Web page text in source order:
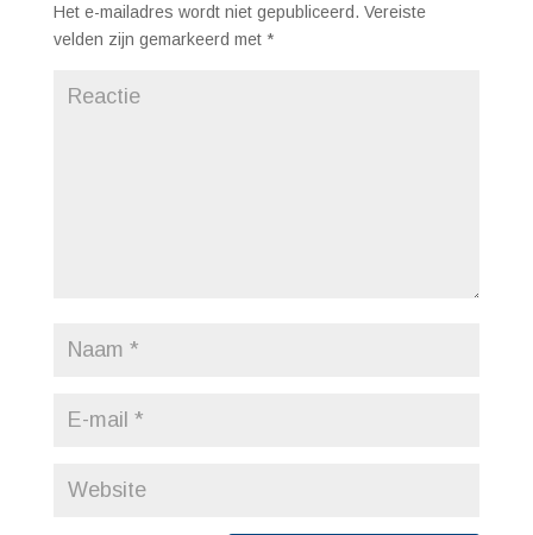
Het e-mailadres wordt niet gepubliceerd. Vereiste
velden zijn gemarkeerd met *